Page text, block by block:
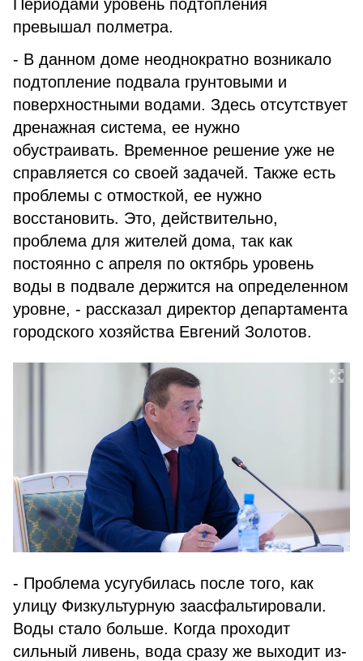
Периодами уровень подтопления
превышал полметра.
- В данном доме неоднократно возникало
подтопление подвала грунтовыми и
поверхностными водами. Здесь отсутствует
дренажная система, ее нужно
обустраивать. Временное решение уже не
справляется со своей задачей. Также есть
проблемы с отмосткой, ее нужно
восстановить. Это, действительно,
проблема для жителей дома, так как
постоянно с апреля по октябрь уровень
воды в подвале держится на определенном
уровне, - рассказал директор департамента
городского хозяйства Евгений Золотов.
- Проблема усугубилась после того, как
улицу Физкультурную заасфальтировали.
Воды стало больше. Когда проходит
сильный ливень, вода сразу же выходит из-